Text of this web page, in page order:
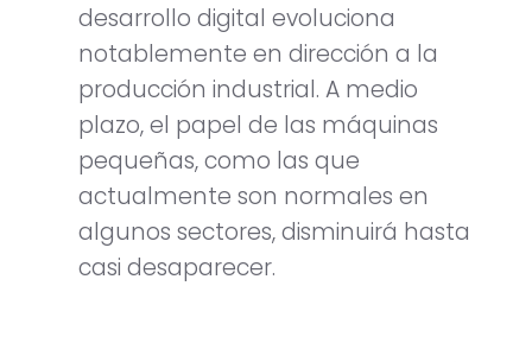
desarrollo digital evoluciona
notablemente en dirección a la
producción industrial. A medio
plazo, el papel de las máquinas
pequeñas, como las que
actualmente son normales en
algunos sectores, disminuirá hasta
casi desaparecer.